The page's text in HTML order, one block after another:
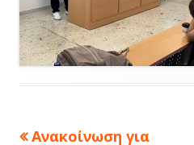
Πλοήγηση
Previous
Ανακοίνωση για